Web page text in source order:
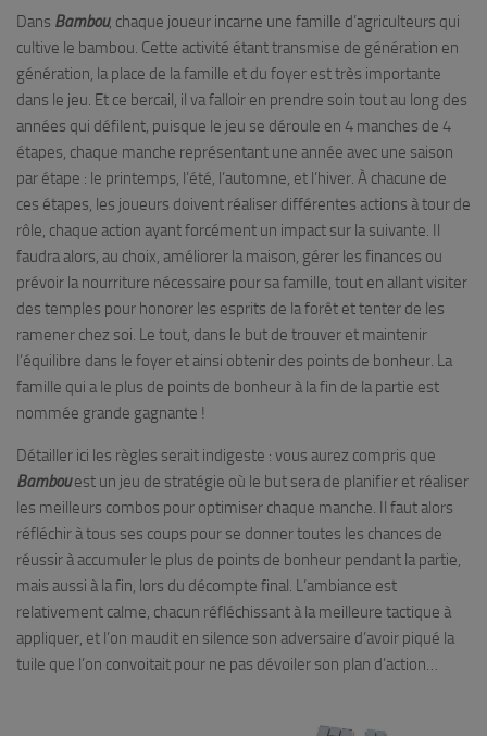
Dans Bambou, chaque joueur incarne une famille d’agriculteurs qui
cultive le bambou. Cette activité étant transmise de génération en
génération, la place de la famille et du foyer est très importante
dans le jeu. Et ce bercail, il va falloir en prendre soin tout au long des
années qui défilent, puisque le jeu se déroule en 4 manches de 4
étapes, chaque manche représentant une année avec une saison
par étape : le printemps, l’été, l’automne, et l’hiver. À chacune de
ces étapes, les joueurs doivent réaliser différentes actions à tour de
rôle, chaque action ayant forcément un impact sur la suivante. Il
faudra alors, au choix, améliorer la maison, gérer les finances ou
prévoir la nourriture nécessaire pour sa famille, tout en allant visiter
des temples pour honorer les esprits de la forêt et tenter de les
ramener chez soi. Le tout, dans le but de trouver et maintenir
l’équilibre dans le foyer et ainsi obtenir des points de bonheur. La
famille qui a le plus de points de bonheur à la fin de la partie est
nommée grande gagnante !
Détailler ici les règles serait indigeste : vous aurez compris que
Bambouest un jeu de stratégie où le but sera de planifier et réaliser
les meilleurs combos pour optimiser chaque manche. Il faut alors
réfléchir à tous ses coups pour se donner toutes les chances de
réussir à accumuler le plus de points de bonheur pendant la partie,
mais aussi à la fin, lors du décompte final. L’ambiance est
relativement calme, chacun réfléchissant à la meilleure tactique à
appliquer, et l’on maudit en silence son adversaire d’avoir piqué la
tuile que l’on convoitait pour ne pas dévoiler son plan d’action…